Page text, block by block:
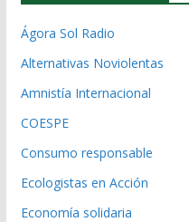
Ágora Sol Radio
Alternativas Noviolentas
Amnistía Internacional
COESPE
Consumo responsable
Ecologistas en Acción
Economía solidaria